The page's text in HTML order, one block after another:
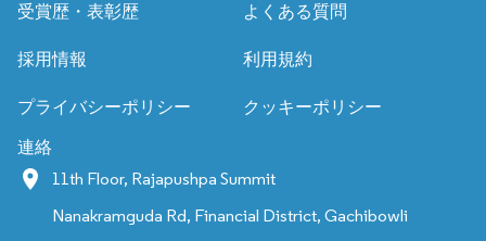
受賞歴・表彰歴 よくある質問
採用情報 利用規約
プライバシーポリシー クッキーポリシー
連絡
11th Floor, Rajapushpa Summit
Nanakramguda Rd, Financial District, Gachibowli